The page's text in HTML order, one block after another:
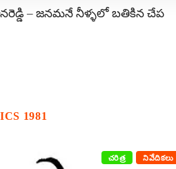
– జనమనే నీళ్ళలో బతికిన చేప
1981
చరిత్ర నివేదికలు